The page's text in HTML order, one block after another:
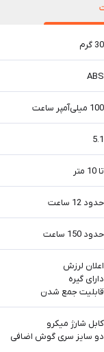
30 گرم
ABS
100 میلی‌آمپر ساعت
5.1
تا 10 متر
حدود 12 ساعت
حدود 150 ساعت
اعلان لرزش
دارای گیره
قابلیت جمع شدن
کابل شارژ میکرو
دو سایز سری گوش اضافی